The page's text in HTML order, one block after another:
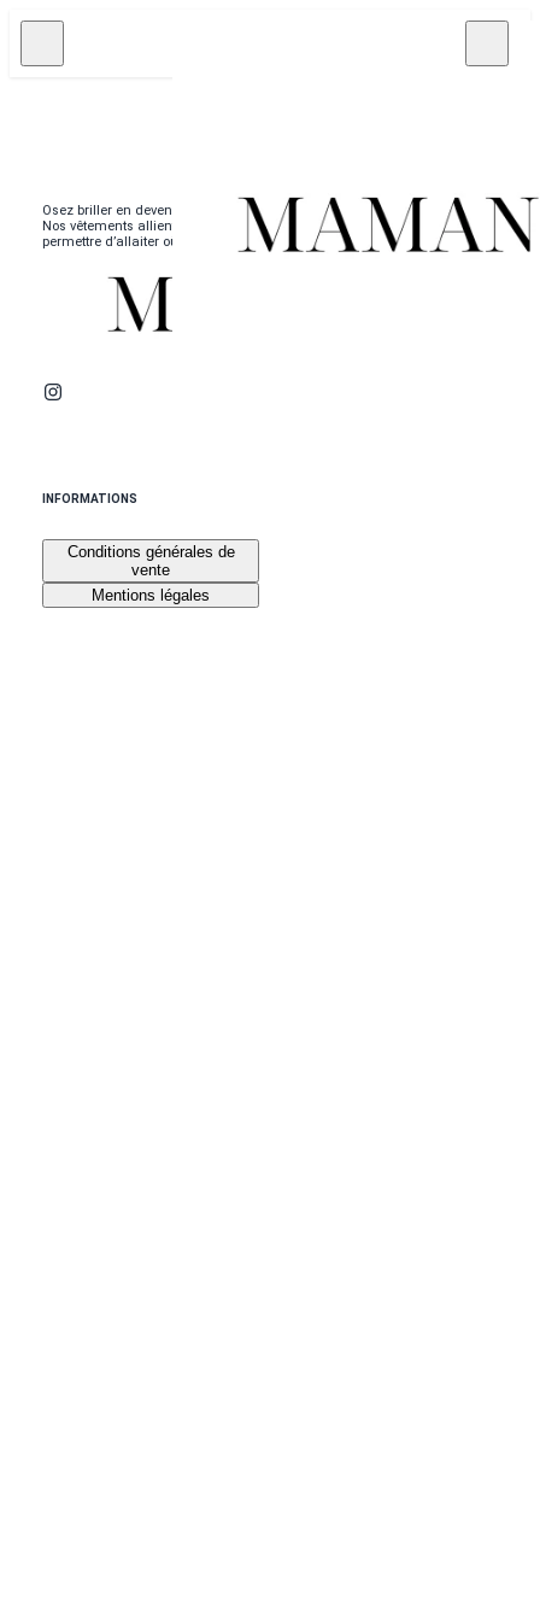
INFORMATIONS
Conditions générales de
vente
Mentions légales
Osez briller en devenant La femme MAMANOA.
Nos vêtements allient élégance, style et practicité. Pour vous
permettre d’allaiter où vous voulez, quand vous voulez.